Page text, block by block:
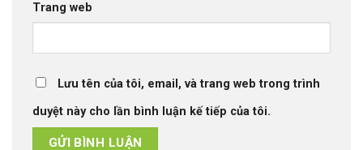
Trang web
Lưu tên của tôi, email, và trang web trong trình
duyệt này cho lần bình luận kế tiếp của tôi.